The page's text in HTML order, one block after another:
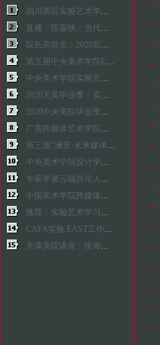
四川美院实验艺术学院举办第三届实验艺术学院学生年展
直播︱陈嘉映：当代西方哲学概况
院长高世名：2020后的中国美院
第五届中央美术学院EAST-科技艺术季
中央美术学院实验艺术学院携全院教师亮相上海西岸艺术中心
2020天美毕业季︱实验艺术学院毕业生优秀作品线上展厅（移动媒体艺术系）
2020中央美院毕业季︱研究生／设计学院
广美跨媒体艺术学院教学展在大学城校区美术馆开幕
第三届“澜景·未来媒体学院奖”获奖作品展开幕式暨颁奖典礼
中央美术学院设计学院本科生毕业作品展
专家学者云端共论人工智能艺术与设计
中国美术学院跨媒体艺术学院的2023
推荐︱实验艺术学习书单／科技艺术
CAFA实验 EAST工作坊︱基因编辑工作坊招募基因编辑工作坊招募
天津美院讲座︱张海涛：未来艺术学概论